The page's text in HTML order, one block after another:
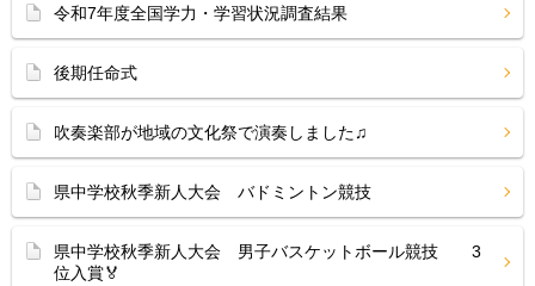
令和7年度全国学力・学習状況調査結果
後期任命式
吹奏楽部が地域の文化祭で演奏しました♫
県中学校秋季新人大会 バドミントン競技
県中学校秋季新人大会 男子バスケットボール競技 3
位入賞🏅